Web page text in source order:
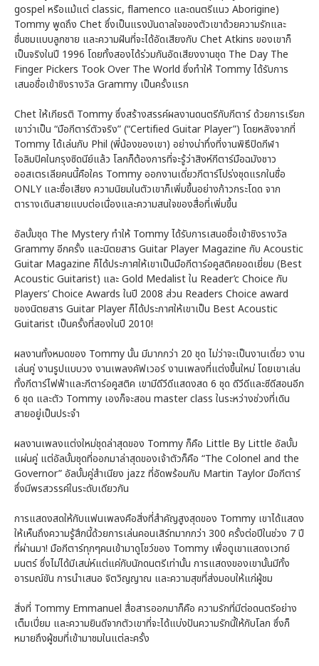
gospel หรือแม้แต่ classic, flamenco และดนตรีแนว Aborigine)
Tommy พูดถึง Chet ซึ่งเป็นแรงบันดาลใจของตัวเขาด้วยความรักและ
ชื่นชมแบบลูกชาย และความฝันที่จะได้อัดเสียงกับ Chet Atkins ของเขาก็
เป็นจริงในปี 1996 โดยทั้งสองได้ร่วมกันอัดเสียงงานชุด The Day The
Finger Pickers Took Over The World ซึ่งทำให้ Tommy ได้รับการ
เสนอชื่อเข้าชิงรางวัล Grammy เป็นครั้งแรก
Chet ให้เกียรติ Tommy ซึ่งสร้างสรรค์ผลงานดนตรีกับกีตาร์ ด้วยการเรียก
เขาว่าเป็น “มือกีตาร์ตัวจริง” (“Certified Guitar Player”) โดยหลังจากที่
Tommy ได้เล่นกับ Phil (พี่น้องของเขา) อย่างน่าทึ่งที่งานพิธีปิดกีฬา
โอลิมปิคในกรุงซิดนีย์แล้ว โลกก็ต้องการที่จะรู้ว่าสิงห์กีตาร์มือฉมังชาว
ออสเตรเลียคนนี้คือใคร Tommy ออกงานเดี่ยวกีตาร์โปร่งชุดแรกในชื่อ
ONLY และชื่อเสียง ความนิยมในตัวเขาก็เพิ่มขึ้นอย่างก้าวกระโดด จาก
ตารางเดินสายแบบต่อเนื่องและความสนใจของสื่อที่เพิ่มขึ้น
อัลบั้มชุด The Mystery ทำให้ Tommy ได้รับการเสนอชื่อเข้าชิงรางวัล
Grammy อีกครั้ง และนิตยสาร Guitar Player Magazine กับ Acoustic
Guitar Magazine ก็ได้ประกาศให้เขาเป็นมือกีตาร์อคูสติคยอดเยี่ยม (Best
Acoustic Guitarist) และ Gold Medalist ใน Reader’c Choice กับ
Players’ Choice Awards ในปี 2008 ส่วน Readers Choice award
ของนิตยสาร Guitar Player ก็ได้ประกาศให้เขาเป็น Best Acoustic
Guitarist เป็นครั้งที่สองในปี 2010!
ผลงานทั้งหมดของ Tommy นั้น มีมากกว่า 20 ชุด ไม่ว่าจะเป็นงานเดี่ยว งาน
เล่นคู่ งานรูปแบบวง งานเพลงคัฟเวอร์ งานเพลงที่แต่งขึ้นใหม่ โดยเขาเล่น
ทั้งกีตาร์ไฟฟ้าและกีตาร์อคูสติค เขามีดีวีดีแสดงสด 6 ชุด ดีวีดีและซีดีสอนอีก
6 ชุด และตัว Tommy เองก็จะสอน master class ในระหว่างช่วงที่เดิน
สายอยู่เป็นประจำ
ผลงานเพลงแต่งใหม่ชุดล่าสุดของ Tommy ก็คือ Little By Little อัลบั้ม
แผ่นคู่ แต่อัลบั้มชุดที่ออกมาล่าสุดของเจ้าตัวก็คือ “The Colonel and the
Governor” อัลบั้มคู่สำเนียง jazz ที่อัดพร้อมกับ Martin Taylor มือกีตาร์
ซึ่งมีพรสวรรค์ในระดับเดียวกัน
การแสดงสดให้กับแฟนเพลงคือสิ่งที่สำคัญสูงสุดของ Tommy เขาได้แสดง
ให้เห็นถึงความรู้สึกนี้ด้วยการเล่นคอนเสิร์ทมากกว่า 300 ครั้งต่อปีในช่วง 7 ปี
ที่ผ่านมา! มือกีตาร์ทุกๆคนเข้ามาดูโชว์ของ Tommy เพื่อดูเขาแสดงเวทย์
มนตร์ ซึ่งไม่ได้มีเสน่ห์แต่แค่กับนักดนตรีเท่านั้น การแสดงของเขานั้นมีทั้ง
อารมณ์ขัน การนำเสนอ จิตวิญญาณ และความสุขที่ส่งมอบให้แก่ผู้ชม
สิ่งที่ Tommy Emmanuel สื่อสารออกมาก็คือ ความรักที่มีต่อดนตรีอย่าง
เต็มเปี่ยม และความยินดีจากตัวเขาที่จะได้แบ่งปันความรักนี้ให้กับโลก ซึ่งก็
หมายถึงผู้ชมที่เข้ามาชมในแต่ละครั้ง